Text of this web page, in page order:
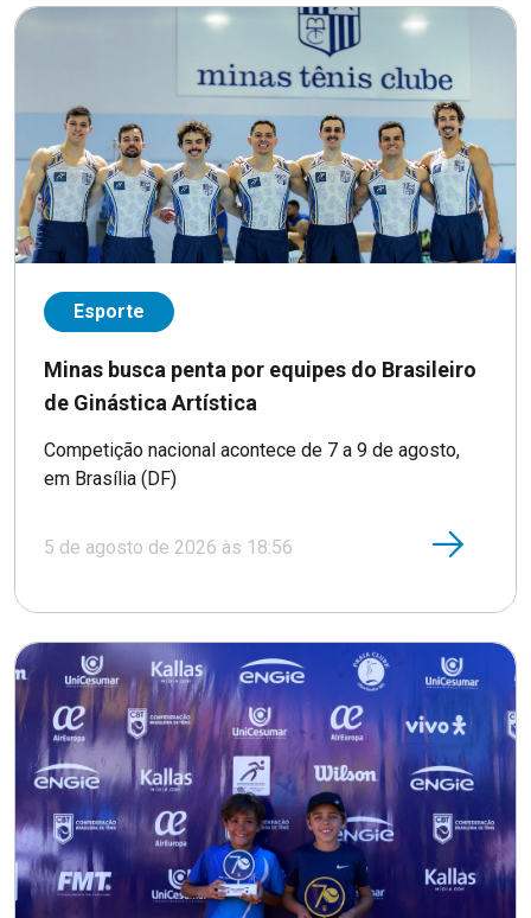
Esporte
Minas busca penta por equipes do Brasileiro
de Ginástica Artística
Competição nacional acontece de 7 a 9 de agosto,
em Brasília (DF)
5 de agosto de 2026 às 18:56